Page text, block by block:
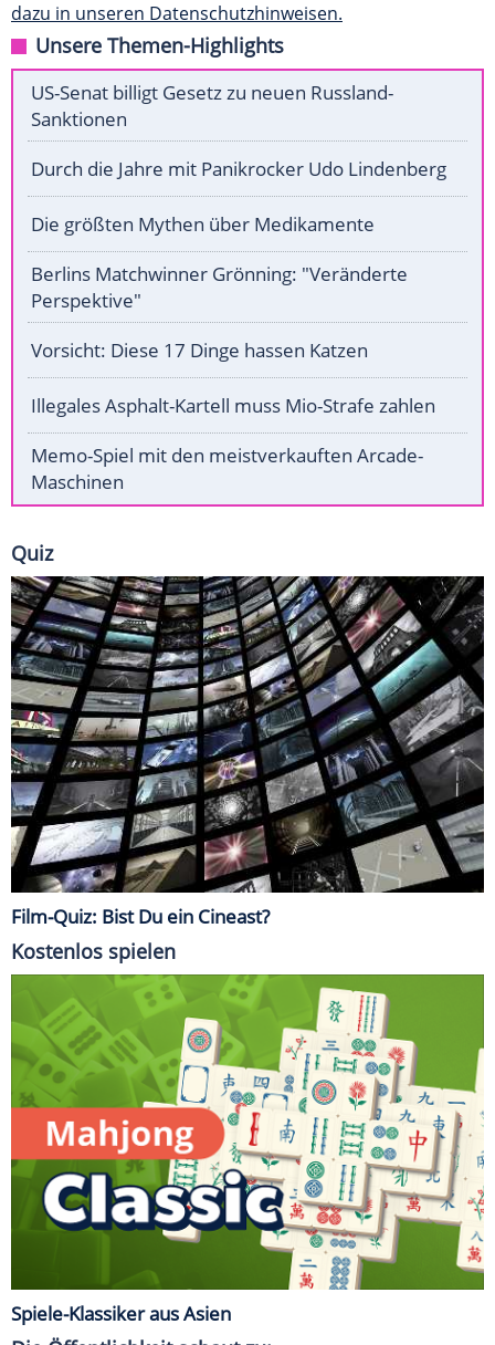
dazu in unseren Datenschutzhinweisen.
Unsere Themen-Highlights
US-Senat billigt Gesetz zu neuen Russland-
Sanktionen
Durch die Jahre mit Panikrocker Udo Lindenberg
Die größten Mythen über Medikamente
Berlins Matchwinner Grönning: "Veränderte
Perspektive"
Vorsicht: Diese 17 Dinge hassen Katzen
Illegales Asphalt-Kartell muss Mio-Strafe zahlen
Memo-Spiel mit den meistverkauften Arcade-
Maschinen
Quiz
Film-Quiz: Bist Du ein Cineast?
Kostenlos spielen
Spiele-Klassiker aus Asien